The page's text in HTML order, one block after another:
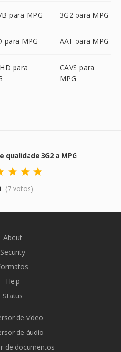
para MPG 3G2 para MPG
para MPG AAF para MPG
para
CAVS para
MPG
qualidade 3G2 a MPG
(7 votos)
About
Security
Help
Status
de vídeo
de áudio
de documentos